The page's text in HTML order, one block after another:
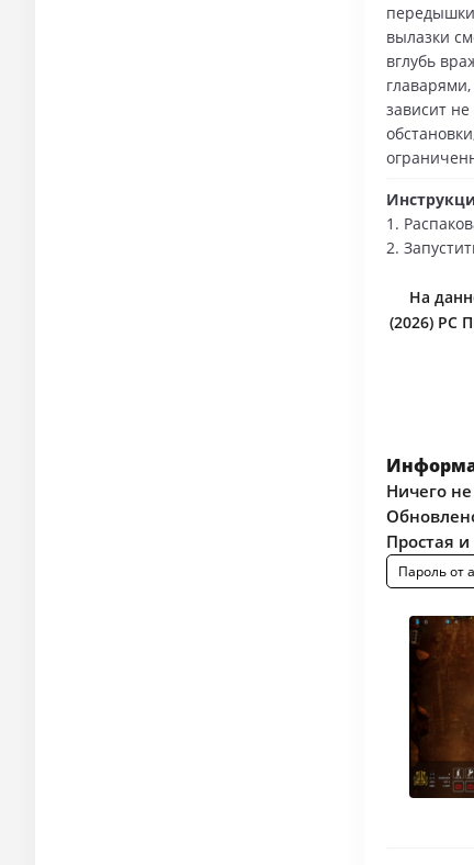
вылазки
вглубь
зависит
1.
2.
На
(2026) PC
Ничего
Простая
Пароль от